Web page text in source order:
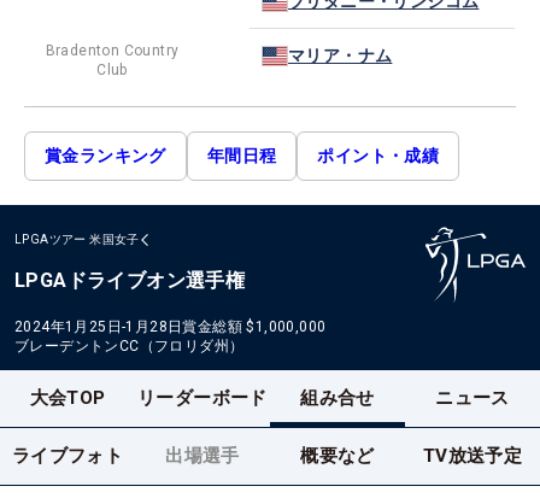
Bradenton Country
Club
マリア・ナム
賞金ランキング 年間日程 ポイント・成績
LPGAツアー 米国女子
LPGAドライブオン選手権
2024年1月25日-1月28日賞金総額 $1,000,000
ブレーデントンCC（フロリダ州）
大会TOP リーダーボード 組み合せ ニュース
ライブフォト 出場選手 概要など TV放送予定